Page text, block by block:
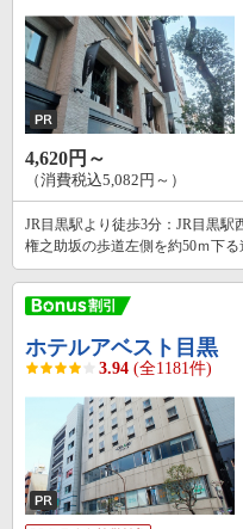
4,620円～
（消費税込5,082円～）
JR目黒駅より徒歩3分：JR目黒
権之助坂の歩道左側を約50ｍ下
ホテルアベスト目黒
3.94 (全1181件)